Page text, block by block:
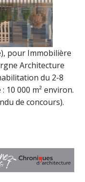
pour Immobilière
Architecture
du 2-8
10 000 m² environ.
de concours).